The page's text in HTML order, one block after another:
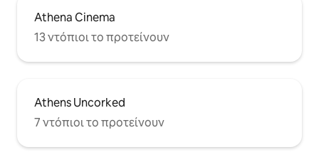
Athena Cinema
13 ντόπιοι το προτείνουν
Athens Uncorked
7 ντόπιοι το προτείνουν